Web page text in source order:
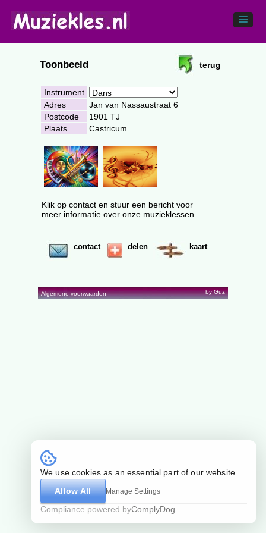
Toonbeeld terug
Instrument
Adres
Jan van Nassaustraat 6
Postcode
1901 TJ
Plaats
Castricum
Klik op contact en stuur een bericht voor
meer informatie over onze muzieklessen.
contact delen kaart
Algemene voorwaarden by Guz
We use cookies as an essential part of our website.
Allow All
Manage Settings
Compliance powered byComplyDog